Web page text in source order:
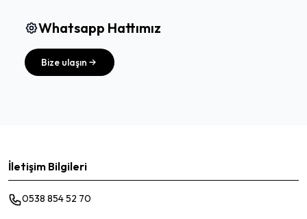
Whatsapp Hattımız
Bize ulaşın
İletişim Bilgileri
0538 854 52 70